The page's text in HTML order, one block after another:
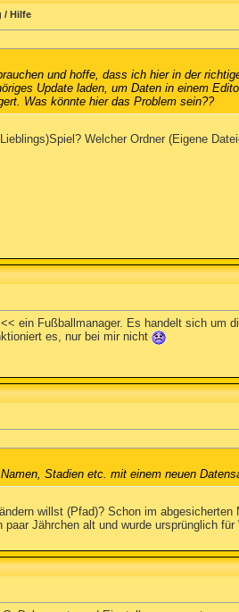
/ Hilfe
und hoffe, dass ich hier in der
Update laden, um Daten in einem
Was könnte hier das Problem sein??
Welcher Ordner (Eigene
ein Fußballmanager. Es handelt sich um
es, nur bei mir nicht
Stadien etc. mit einem neuen
willst (Pfad)? Schon im abgesicherten
paar Jährchen alt und wurde ursprünglich